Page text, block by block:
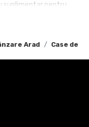
Arad Case de
suplimentar pentru